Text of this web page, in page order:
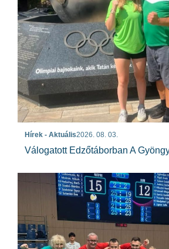
Hírek - Aktuális2026. 08. 03.
Válogatott Edzőtáborban A